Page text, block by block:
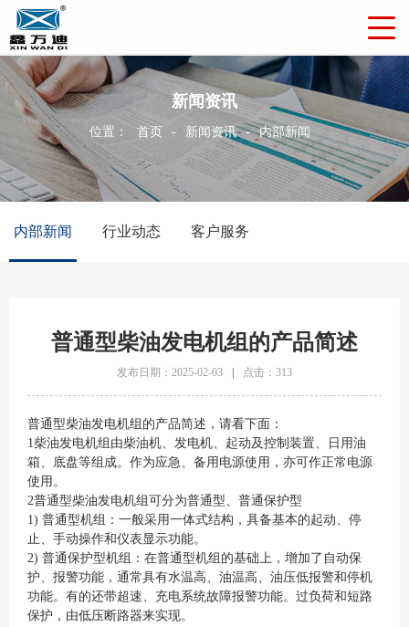
新闻资讯
位置： 首页 - 新闻资讯 - 内部新闻
内部新闻 行业动态 客户服务
普通型柴油发电机组的产品简述
发布日期：2025-02-03 点击：313
普通型柴油发电机组的产品简述，请看下面：
1柴油发电机组由柴油机、发电机、起动及控制装置、日用油
箱、底盘等组成。作为应急、备用电源使用，亦可作正常电源
使用。
2普通型柴油发电机组可分为普通型、普通保护型
1) 普通型机组：一般采用一体式结构，具备基本的起动、停
止、手动操作和仪表显示功能。
2) 普通保护型机组：在普通型机组的基础上，增加了自动保
护、报警功能，通常具有水温高、油温高、油压低报警和停机
功能。有的还带超速、充电系统故障报警功能。过负荷和短路
保护，由低压断路器来实现。